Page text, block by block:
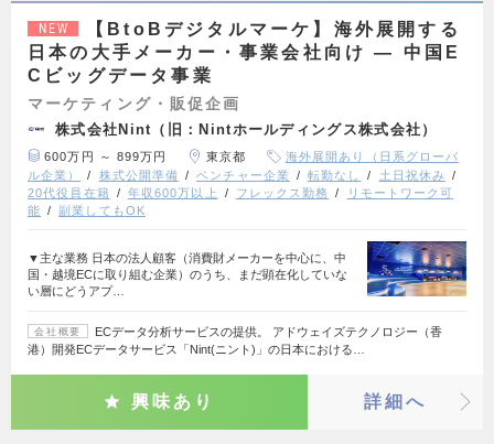
NEW
【BtoBデジタルマーケ】海外展開する
日本の大手メーカー・事業会社向け ― 中国E
Cビッグデータ事業
マーケティング・販促企画
株式会社Nint（旧：Nintホールディングス株式会社）
600万円 ～ 899万円 東京都
海外展開あり（日系グローバ
ル企業）
株式公開準備 ベンチャー企業 転勤なし
土日祝休み
20代役員在籍
年収600万以上 フレックス勤務
リモートワーク可
能
副業してもOK
▼主な業務 日本の法人顧客（消費財メーカーを中心に、中
国・越境ECに取り組む企業）のうち、まだ顕在化していな
い層にどうアプ…
会社概要
ECデータ分析サービスの提供。 アドウェイズテクノロジー（香
港）開発ECデータサービス「Nint(ニント)」の日本における…
興味あり 詳細へ